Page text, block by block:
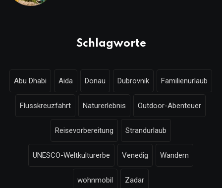
Schlagworte
Abu Dhabi Aida Donau Dubrovnik Familienurlaub
Flusskreuzfahrt Naturerlebnis Outdoor-Abenteuer
Reisevorbereitung Strandurlaub
UNESCO-Weltkulturerbe Venedig Wandern
wohnmobil Zadar